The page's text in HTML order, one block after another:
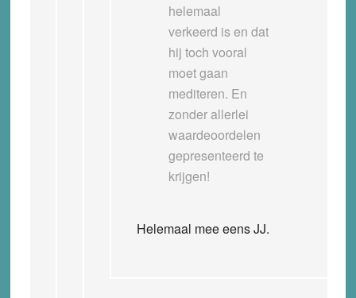
helemaal
verkeerd is en dat
hij toch vooral
moet gaan
mediteren. En
zonder allerlei
waardeoordelen
gepresenteerd te
krijgen!
Helemaal mee eens JJ.